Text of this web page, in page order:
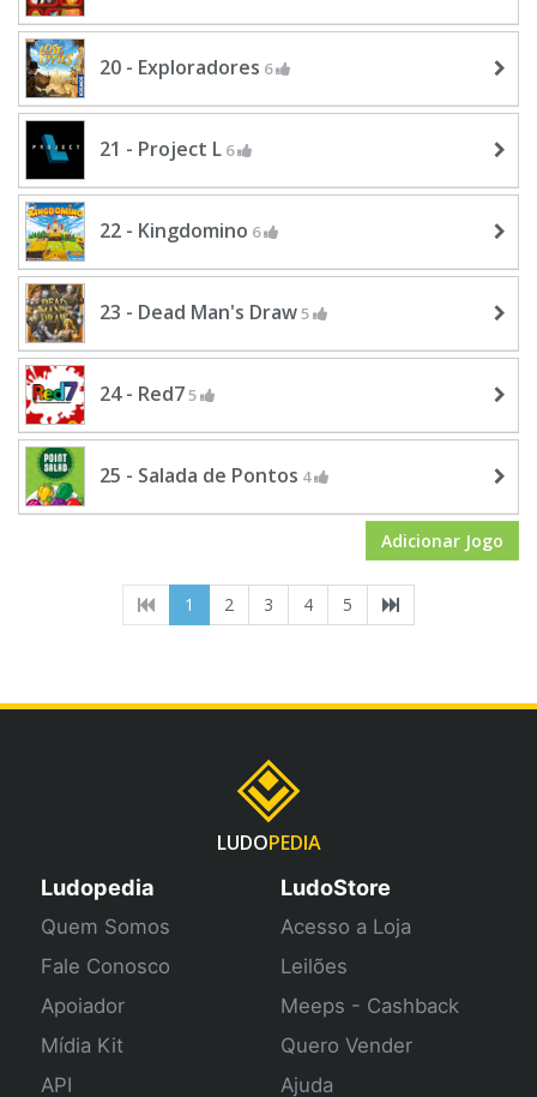
20 - Exploradores 6
21 - Project L 6
22 - Kingdomino 6
23 - Dead Man's Draw5
24 - Red75
25 - Salada de Pontos 4
Adicionar Jogo
1 (current)
2 3 4 5
LUDOPEDIA
Ludopedia
Quem Somos
Fale Conosco
Apoiador
Mídia Kit
API
LudoStore
Acesso a Loja
Leilões
Meeps - Cashback
Quero Vender
Ajuda